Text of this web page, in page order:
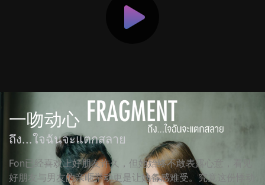
一吻动心
ถึง...ใจฉันจะแตกสลาย
Fon已经喜欢上好朋友许久，但她始终不敢表露心意，看见
好朋友与男友的亲暱举动更是让她备感难受。究竟这份悸动